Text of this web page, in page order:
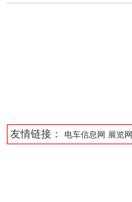
友情链接： 电车信息网 展览网